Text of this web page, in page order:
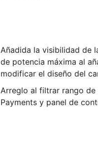
Añadida la visibilidad de
de potencia máxima al
modificar el diseño del
Arreglo al filtrar rango de
Payments y panel de